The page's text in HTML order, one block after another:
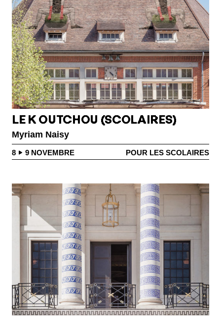
LE K OUTCHOU (SCOLAIRES)
Myriam Naisy
8 9 NOVEMBRE POUR LES SCOLAIRES